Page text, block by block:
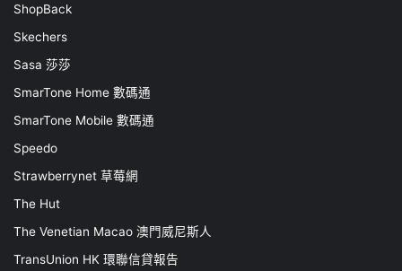
ShopBack
Skechers
Sasa 莎莎
SmarTone Home 數碼通
SmarTone Mobile 數碼通
Speedo
Strawberrynet 草莓網
The Hut
The Venetian Macao 澳門威尼斯人
TransUnion HK 環聯信貸報告